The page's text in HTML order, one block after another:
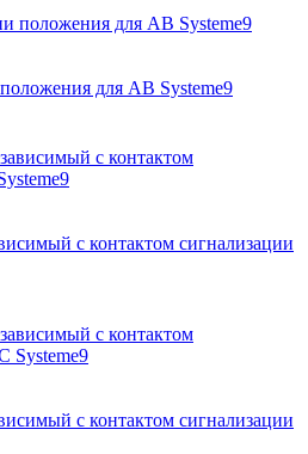
для АВ Systeme9
с контактом сигнализации
с контактом сигнализации